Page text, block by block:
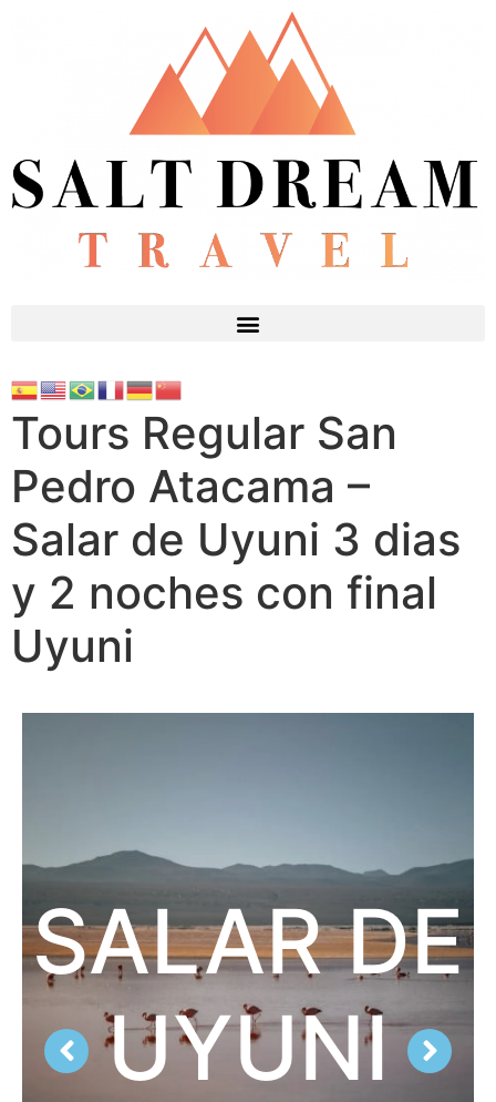
Tours Regular San
Pedro Atacama –
Salar de Uyuni 3 dias
y 2 noches con final
Uyuni
SALAR DE
UYUNI